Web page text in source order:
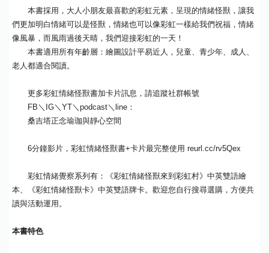
本書採用，大人小朋友最喜歡的彩虹元素，呈現的情緒怪獸，讓我
們更加明白情緒可以是怪獸，情緒也可以像彩虹一樣給我們祝福，情緒
像風暴，而風雨過後天晴，我們迎接彩虹的一天！
本書適用所有年齡層：繪圖設計平易近人，兒童、青少年、成人、
老人都適合閱讀。
更多彩虹情緒怪獸書加卡片訊息，請追蹤社群帳號
FB＼IG＼YT＼podcast＼line：
桑吉塔正念瑜珈與靜心空間
6分鐘影片，彩虹情緒怪獸書+卡片最完整使用 reurl.cc/rv5Qex
彩虹情緒覺察系列有：《彩虹情緒怪獸來到彩虹村》中英雙語繪
本、《彩虹情緒怪獸卡》中英雙語牌卡。歡迎您自行搜尋選購，方便共
讀與活動運用。
本書特色